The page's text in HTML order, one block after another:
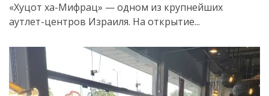
«Хуцот ха-Мифрац» — одном из крупнейших
аутлет-центров Израиля. На открытие...